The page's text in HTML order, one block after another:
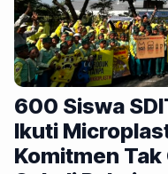
600 Siswa
Ikuti
Komitmen